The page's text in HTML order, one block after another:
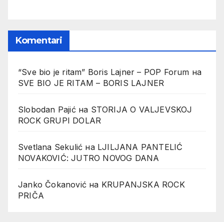
Komentari
“Sve bio je ritam” Boris Lajner – POP Forum на
SVE BIO JE RITAM – BORIS LAJNER
Slobodan Pajićна STORIJA O VALJEVSKOJ
ROCK GRUPI DOLAR
Svetlana Sekulić на LJILJANA PANTELIĆ
NOVAKOVIĆ: JUTRO NOVOG DANA
Janko Čokanović на KRUPANJSKA ROCK
PRIČA